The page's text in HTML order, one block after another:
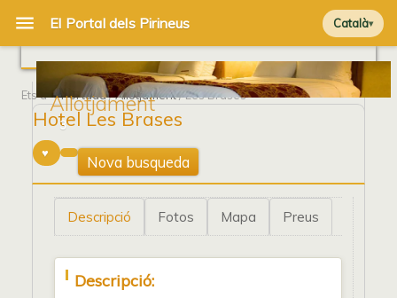
Català
Allotjament
Ets a Portada/Allotjament/ Les Brases
Hotel Les Brases
3
Nova busqueda
Descripció Fotos Mapa Preus
Descripció: